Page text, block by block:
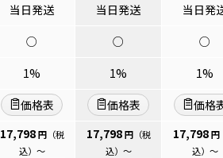
当日発送 当日発送
当日発
○ ○
○
1% 1%
1%
価格表 価格表
価格
17,798 円（税
込） ～
17,798 円（税
込） ～
17,798 円
込） ～